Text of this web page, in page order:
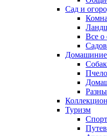
Сад и
Все о
Туризм